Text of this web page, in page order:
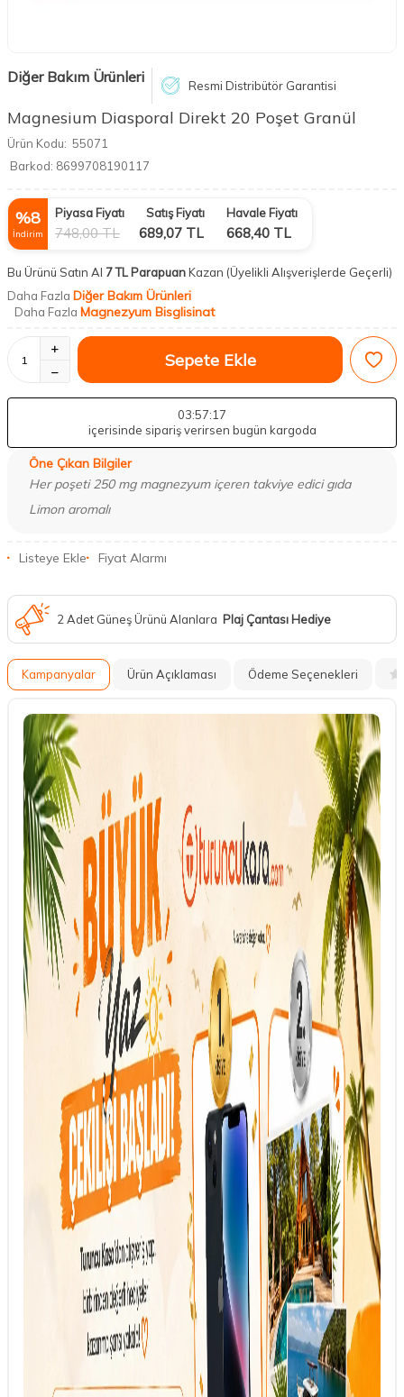
Diğer Bakım Ürünleri Resmi Distribütör Garantisi
Magnesium Diasporal Direkt 20 Poşet Granül
Ürün Kodu: 55071
Barkod: 8699708190117
%8
İndirim
Piyasa Fiyatı
748,00TL
Satış Fiyatı
689,07 TL
Havale Fiyatı
668,40 TL
Bu Ürünü Satın Al 7 TL ParapuanKazan (Üyelikli Alışverişlerde Geçerli)
Daha Fazla Diğer Bakım Ürünleri
Daha Fazla Magnezyum Bisglisinat
Sepete Ekle
03:57:16
içerisinde sipariş verirsen bugün kargoda
Öne Çıkan Bilgiler
Her poşeti 250 mg magnezyum içeren takviye edici gıda
Limon aromalı
Listeye Ekle Fiyat Alarmı
2 Adet Güneş Ürünü Alanlara Plaj Çantası Hediye
Kampanyalar Ürün Açıklaması Ödeme Seçenekleri